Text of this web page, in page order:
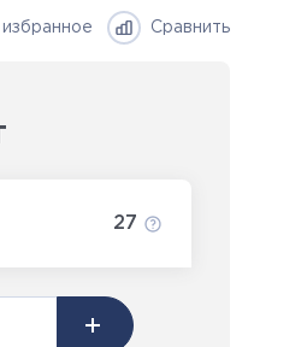
избранное Сравнить
27